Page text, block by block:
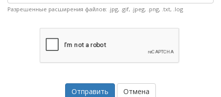
Разрешенные расширения файлов: .jpg, .gif, .jpeg, .png, .txt, .log
Отмена